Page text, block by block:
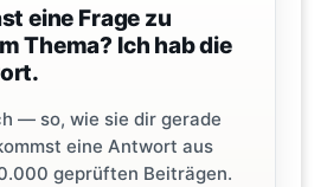
eine Frage zu
Thema? Ich hab die
— so, wie sie dir gerade
eine Antwort aus
geprüften Beiträgen.